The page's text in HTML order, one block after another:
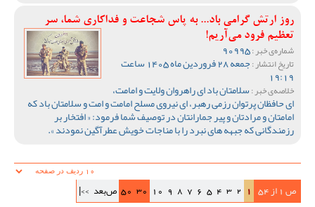
روز ارتش گرامی باد... به پاس شجاعت و فداکاری شما، سر
تعظیم فرود می‌آریم!
شماره‌ی خبر :
تاریخ انتشار : جمعه 28 فروردین ماه 1405 ساعت
19:19
خلاصه‌ی خبر :سلامتان باد ای راهروان ولایت و امامت،
ای حافظان پرتوان رزمی رهبر، ای نیروی مسلح امامت و امت و سلامتان باد که
امامتان و مرادتان و پیر جمارانتان در توصیف شما فرمود: « افتخار بر
رزمندگانی که جبهه های نبرد را با مناجات خویش عطرآگین نمودند ».
ص 1 از 54 1
2
3
4
5
6
7
8
9
10
30
50 ص‌بعد >>|